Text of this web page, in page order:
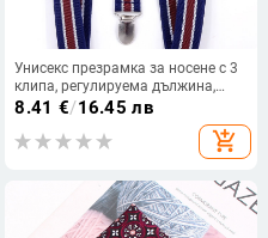
Унисекс презрамка за носене с 3
клипа, регулируема дължина,
кръстосан дизайн, принтована
лента, компютърна жакардова
тъкан
8.41 €/16.45 лв
add_shopping_cart